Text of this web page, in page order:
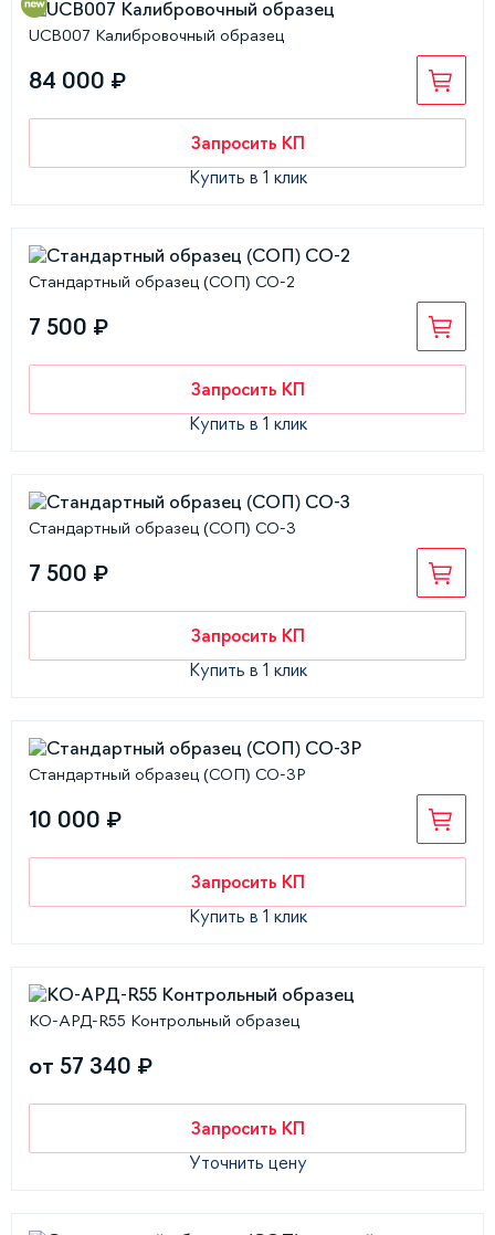
UCB007 Калибровочный образец
84 000 ₽
Запросить КП
Купить в 1 клик
Стандартный образец (СОП) СО-2
7 500 ₽
Запросить КП
Купить в 1 клик
Стандартный образец (СОП) СО-3
7 500 ₽
Запросить КП
Купить в 1 клик
Стандартный образец (СОП) СО-3Р
10 000 ₽
Запросить КП
Купить в 1 клик
КО-АРД-R55 Контрольный образец
от 57 340 ₽
Запросить КП
Уточнить цену